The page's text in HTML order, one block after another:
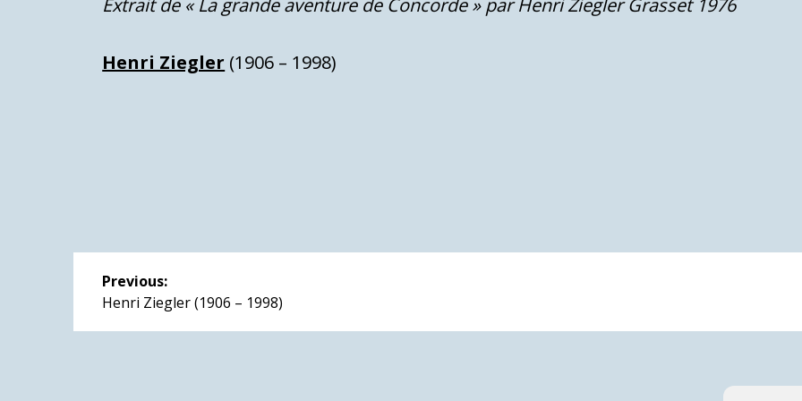
Extrait de « La grande aventure de Concorde » par Henri Ziegler Grasset 1976
Henri Ziegler (1906 – 1998)
Navigation
de
Previous:
Previous
Henri Ziegler (1906 – 1998)